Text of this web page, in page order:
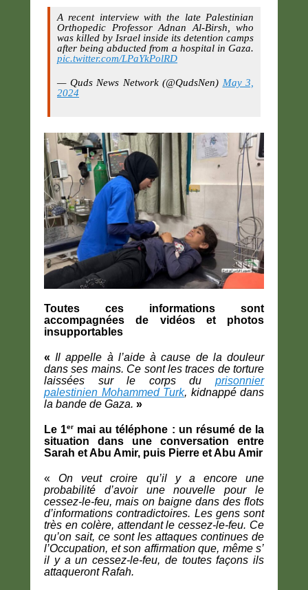
A recent interview with the late Palestinian
Orthopedic Professor Adnan Al-Birsh, who
was killed by Israel inside its detention camps
after being abducted from a hospital in Gaza.
pic.twitter.com/LPaYkPolRD
— Quds News Network (@QudsNen) May 3,
2024
Toutes ces informations sont
accompagnées de vidéos et photos
insupportables
«Il appelle à l’aide à cause de la douleur
dans ses mains. Ce sont les traces de torture
laissées sur le corps du prisonnier
palestinien Mohammed Turk, kidnappé dans
la bande de Gaza. »
Le 1er mai au téléphone : un résumé de la
situation dans une conversation entre
Sarah et Abu Amir, puis Pierre et Abu Amir
«On veut croire qu’il y a encore une
probabilité d’avoir une nouvelle pour le
cessez-le-feu, mais on baigne dans des flots
d’informations contradictoires. Les gens sont
très en colère, attendant le cessez-le-feu. Ce
qu’on sait, ce sont les attaques continues de
l’Occupation, et son affirmation que, même s’
il y a un cessez-le-feu, de toutes façons ils
attaqueront Rafah.